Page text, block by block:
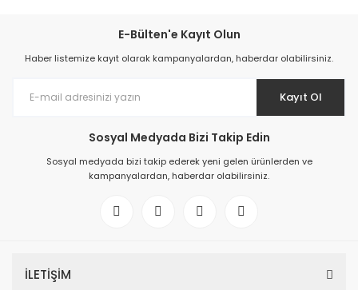
E-Bülten'e Kayıt Olun
Haber listemize kayıt olarak kampanyalardan, haberdar olabilirsiniz.
Kayıt Ol
Sosyal Medyada Bizi Takip Edin
Sosyal medyada bizi takip ederek yeni gelen ürünlerden ve
kampanyalardan, haberdar olabilirsiniz.
İLETİŞİM